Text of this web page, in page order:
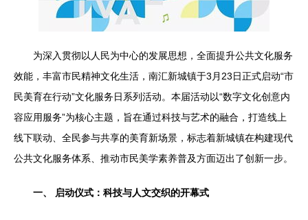
为深入贯彻以人民为中心的发展思想，全面提升公共文化服务
效能，丰富市民精神文化生活，南汇新城镇于3月23日正式启动“市
民美育在行动”文化服务日系列活动。本届活动以“数字文化创意内
容应用服务”为核心主题，旨在通过科技与艺术的融合，打造线上
线下联动、全民参与共享的美育新场景，标志着新城镇在构建现代
公共文化服务体系、推动市民美学素养普及方面迈出了创新一步。
一、 启动仪式：科技与人文交织的开幕式